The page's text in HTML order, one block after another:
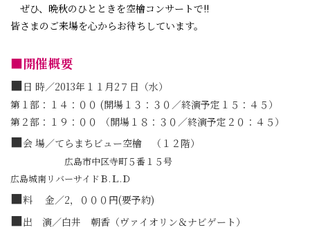
ぜひ、晩秋のひとときを空檜コンサートで!!
皆さまのご来場を心からお待ちしています。
■開催概要
■日 時／2013年１１月2７日（水）
第１部：１４：００ (開場１３：３０／終演予定１５：４５）
第２部：１９：００ （開場１８：３０／終演予定２０：４５）
■会 場／てらまちビュー空檜 （１２階）
広島市中区寺町５番１５号
広島城南リバーサイドＢ.Ｌ.Ｄ
■料 金／2，０００円(要予約)
■出 演／白井 朝香（ヴァイオリン＆ナビゲート）